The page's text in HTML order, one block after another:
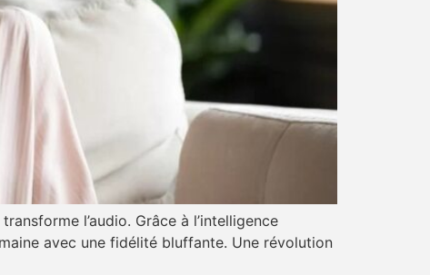
l’audio. Grâce à l’intelligence
avec une fidélité bluffante. Une révolution